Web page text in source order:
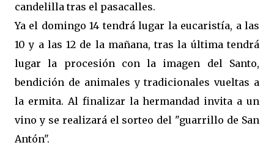
candelilla tras el pasacalles.
Ya el domingo 14 tendrá lugar la eucaristía, a las
10 y a las 12 de la mañana, tras la última tendrá
lugar la procesión con la imagen del Santo,
bendición de animales y tradicionales vueltas a
la ermita. Al finalizar la hermandad invita a un
vino y se realizará el sorteo del "guarrillo de San
Antón".